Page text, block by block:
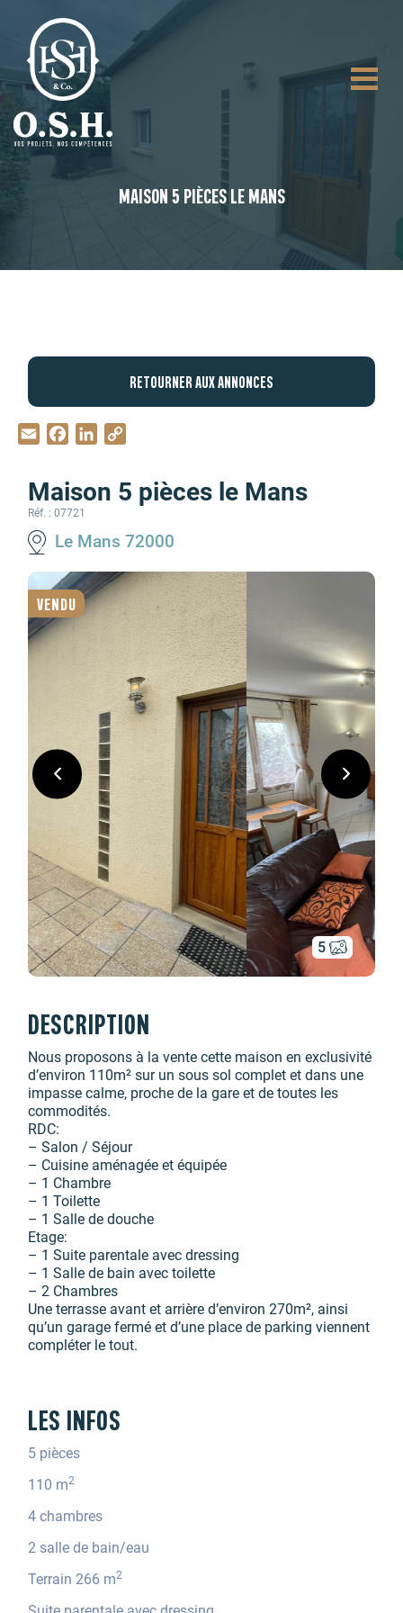
MAISON 5 PIÈCES LE MANS
RETOURNER AUX ANNONCES
Email FacebookLinkedIn
Maison 5 pièces le Mans
Réf. : 07721
Le Mans 72000
5
VENDU
DESCRIPTION
Nous proposons à la vente cette maison en exclusivité
d’environ 110m² sur un sous sol complet et dans une
impasse calme, proche de la gare et de toutes les
commodités.
RDC:
– Salon / Séjour
– Cuisine aménagée et équipée
– 1 Chambre
– 1 Toilette
– 1 Salle de douche
Etage:
– 1 Suite parentale avec dressing
– 1 Salle de bain avec toilette
– 2 Chambres
Une terrasse avant et arrière d’environ 270m², ainsi
qu’un garage fermé et d’une place de parking viennent
compléter le tout.
LES INFOS
5 pièces
110 m2
4 chambres
2 salle de bain/eau
Terrain 266 m2